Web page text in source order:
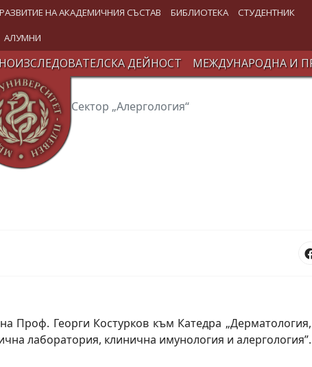
РАЗВИТИЕ НА АКАДЕМИЧНИЯ СЪСТАВ БИБЛИОТЕКА СТУДЕНТНИК
АЛУМНИ
ДЕЙНОСТ
МЕЖДУНАРОДНА И
Сектор „Алергология“
Проф. Георги Костурков към Катедра
лаборатория, клинична имунология и алергология”.